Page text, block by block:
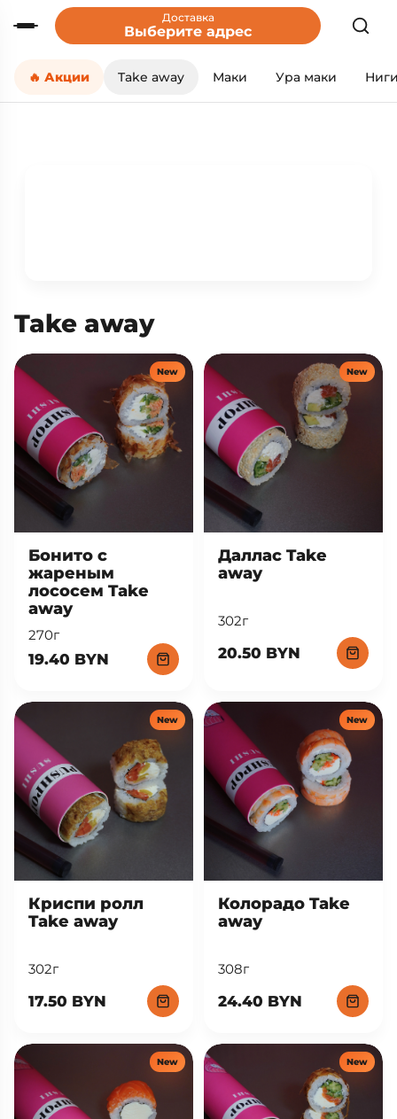
Доставка
Выберите адрес
🔥 Акции Take away Маки Ура маки
Take away
New
Бонито с
жареным
лососем Take
away
270г
19.40 BYN
New
Даллас Take
away
302г
20.50 BYN
New
Криспи ролл
Take away
302г
17.50 BYN
New
Колорадо Take
away
308г
24.40 BYN
New New